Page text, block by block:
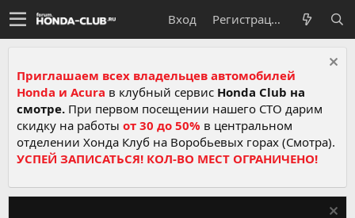
Вход Регистрация
Приглашаем всех владельцев автомобилей
Honda и Acura в клубный сервис Honda Club на
смотре. При первом посещении нашего СТО дарим
скидку на работы от 30 до 50% в центральном
отделении Хонда Клуб на Воробьевых горах (Смотра).
УСПЕЙ ЗАПИСАТЬСЯ! КОЛ-ВО МЕСТ ОГРАНИЧЕНО!